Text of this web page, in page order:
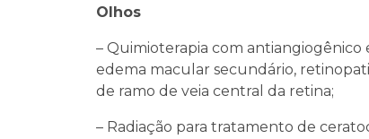
Olhos
– Quimioterapia com
edema macular secundário,
de ramo de veia central da retina;
– Radiação para tratamento de